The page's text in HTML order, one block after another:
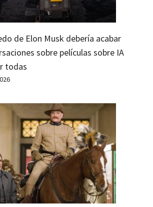
de Elon Musk debería acabar
sobre películas sobre IA
todas